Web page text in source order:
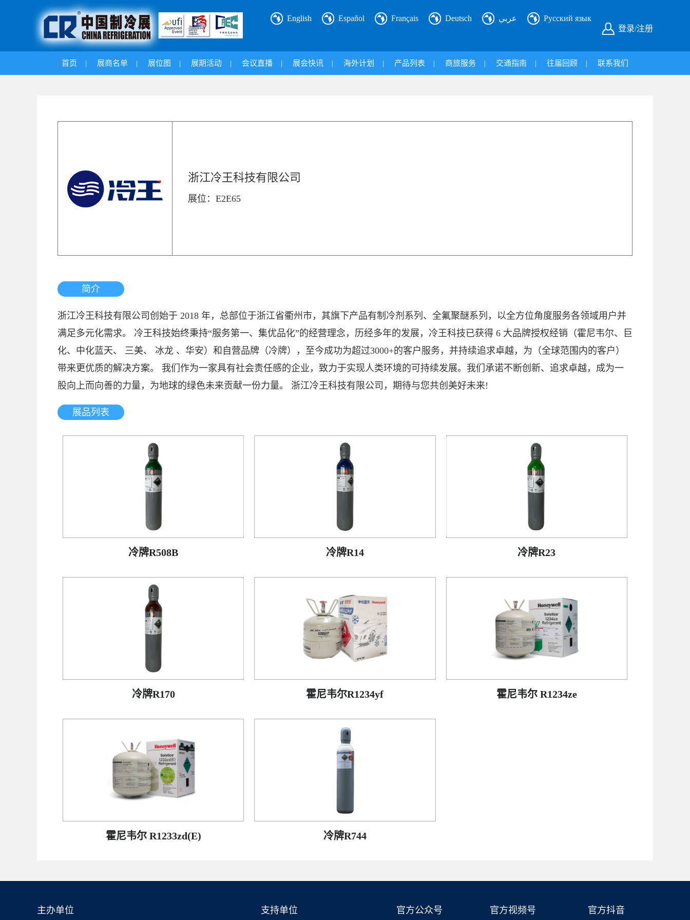
登录/注册
English Español Français Deutsch عربي Русский язык
首页 | 展商名单 | 展位图 | 展期活动 | 会议直播 | 展会快讯 | 海外计划 | 产品列表 | 商旅服务 | 交通指南 | 往届回顾 | 联系我们
浙江冷王科技有限公司
展位：E2E65
简介
浙江冷王科技有限公司创始于 2018 年，总部位于浙江省衢州市，其旗下产品有制冷剂系列、全氟聚醚系列，以全方位角度服务各领域用户并
满足多元化需求。 冷王科技始终秉持“服务第一、集优品化”的经营理念，历经多年的发展，冷王科技已获得 6 大品牌授权经销（霍尼韦尔、巨
化、中化蓝天、 三美、 冰龙 、华安）和自营品牌（冷牌），至今成功为超过3000+的客户服务，并持续追求卓越，为（全球范围内的客户）
带来更优质的解决方案。 我们作为一家具有社会责任感的企业，致力于实现人类环境的可持续发展。我们承诺不断创新、追求卓越，成为一
股向上而向善的力量，为地球的绿色未来贡献一份力量。 浙江冷王科技有限公司，期待与您共创美好未来!
展品列表
冷牌R508B 冷牌R14 冷牌R23
冷牌R170 霍尼韦尔R1234yf 霍尼韦尔 R1234ze
霍尼韦尔 R1233zd(E) 冷牌R744
主办单位 支持单位 官方公众号 官方视频号 官方抖音